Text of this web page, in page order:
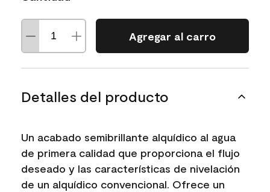
Agregar al carro
Detalles del producto
Un acabado semibrillante alquídico al agua
de primera calidad que proporciona el flujo
deseado y las características de nivelación
de un alquídico convencional. Ofrece un